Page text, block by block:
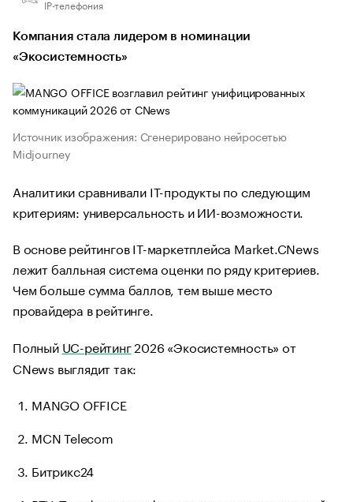
IP-телефония
Компания стала лидером в номинации
«Экосистемность»
Источник изображения: Сгенерировано нейросетью
Midjourney
Аналитики сравнивали IT-продукты по следующим
критериям: универсальность и ИИ-возможности.
В основе рейтингов IT-маркетплейса Market.CNews
лежит балльная система оценки по ряду критериев.
Чем больше сумма баллов, тем выше место
провайдера в рейтинге.
Полный UC-рейтинг2026 «Экосистемность» от
CNews выглядит так:
MANGO OFFICE
MCN Telecom
Битрикс24